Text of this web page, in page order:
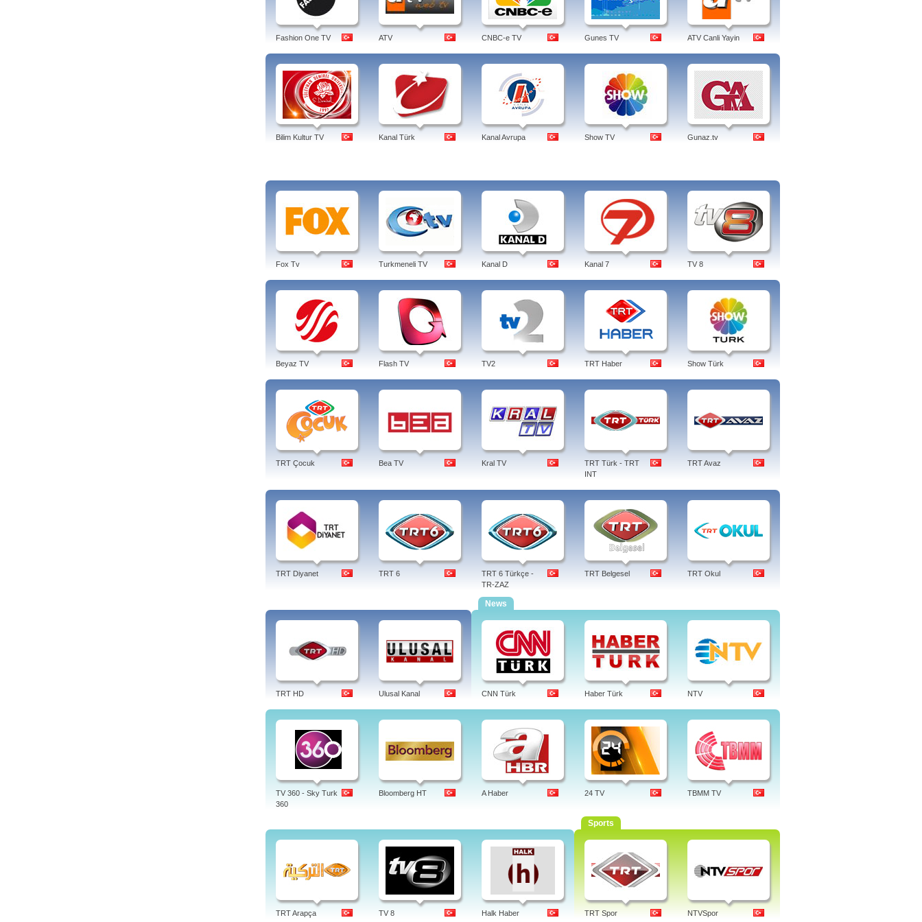
Fashion One TV ATV CNBC-e TV Gunes TV ATV Canli Yayin
Bilim Kultur TV Kanal Türk Kanal Avrupa Show TV Gunaz.tv
Fox Tv Turkmeneli TV Kanal D Kanal 7 TV 8
Beyaz TV Flash TV TV2 TRT Haber Show Türk
TRT Çocuk Bea TV Kral TV
TRT Türk - TRT
INT
TRT Avaz
TRT Diyanet TRT 6
TRT 6 Türkçe -
TR-ZAZ
TRT Belgesel TRT Okul
TRT HD Ulusal Kanal
News
CNN Türk Haber Türk NTV
TV 360 - Sky Turk
360
Bloomberg HT A Haber 24 TV TBMM TV
TRT Arapça TV 8 Halk Haber
Sports
TRT Spor NTVSpor